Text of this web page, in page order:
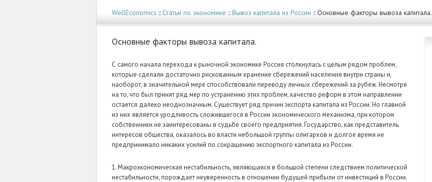
WellEconomics :: Статьи по экономике :: Вывоз капитала из России :: Основные факторы вывоза капитала.
Основные факторы вывоза капитала.
С самого начала перехода к рыночной экономике Россия столкнулась с целым рядом проблем,
которые сделали достаточно рискованным хранение сбережений населения внутри страны и,
наоборот, в значительной мере способствовали переводу личных сбережений за рубеж. Несмотря
на то, что был принят ряд мер по устранению этих проблем, качество реформ в этом направлении
остается далеко неоднозначным. Существует ряд причин экспорта капитала из России. Но главной
из них является уродливость сложившегося в России экономического механизма, при котором
собственники не заинтересованы в судьбе своего предприятия. Государство, как представитель
интересов общества, оказалось во власти небольшой группы олигархов и долгое время не
предпринимало никаких усилий по сокращению экспортного капитала из России.
1. Макроэкономическая нестабильность, являющаяся в большой степени следствием политической
нестабильности, порождает неуверенность в отношении будущей прибыли от инвестиций в России.